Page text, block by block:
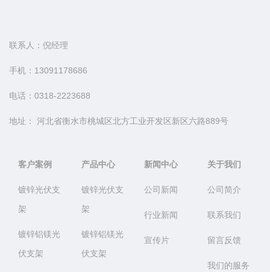
联系人：倪经理
手机：13091178686
电话：0318-2223688
地址： 河北省衡水市桃城区北方工业开发区新区六路889号
客户案例
镀锌光伏支
架
镀锌铝镁光
伏支架
产品中心
镀锌光伏支
架
镀锌铝镁光
伏支架
新闻中心
公司新闻
行业新闻
宣传片
关于我们
公司简介
联系我们
留言反馈
我们的服务